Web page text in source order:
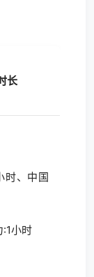
长
时、中国
:1小时